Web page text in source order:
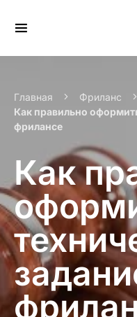
Главная Фриланс
Как правильно
фрилансе
Как